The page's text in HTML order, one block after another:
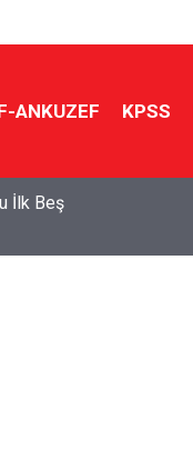
ANKUZEF KPSS
İlk Beş